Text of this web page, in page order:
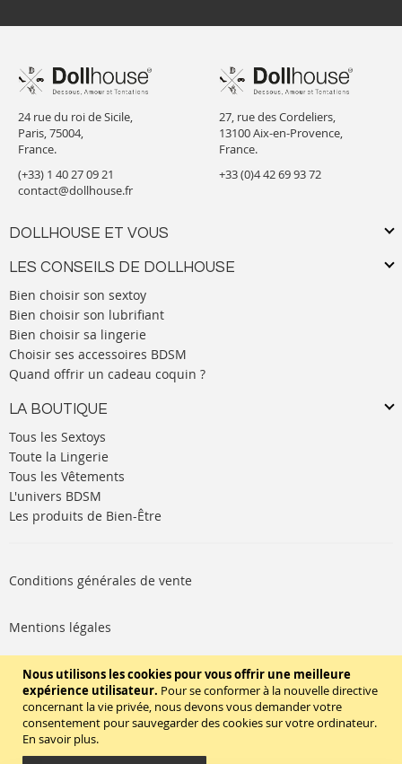
Nous utilisons les cookies pour vous offrir une meilleure
expérience utilisateur. Pour se conformer à la nouvelle directive
concernant la vie privée, nous devons vous demander votre
consentement pour sauvegarder des cookies sur votre ordinateur.
En savoir plus.
24 rue du roi de Sicile,
Paris, 75004,
France.
(+33) 1 40 27 09 21
contact@dollhouse.fr
DOLLHOUSE ET VOUS
LES CONSEILS DE DOLLHOUSE
Bien choisir son sextoy
Bien choisir son lubrifiant
Bien choisir sa lingerie
Choisir ses accessoires BDSM
Quand offrir un cadeau coquin ?
LA BOUTIQUE
Tous les Sextoys
Toute la Lingerie
Tous les Vêtements
L'univers BDSM
Les produits de Bien-Être
27, rue des Cordeliers,
13100 Aix-en-Provence,
France.
+33 (0)4 42 69 93 72
Conditions générales de vente
Mentions légales
Politique de cookies
SUIVEZ-NOUS